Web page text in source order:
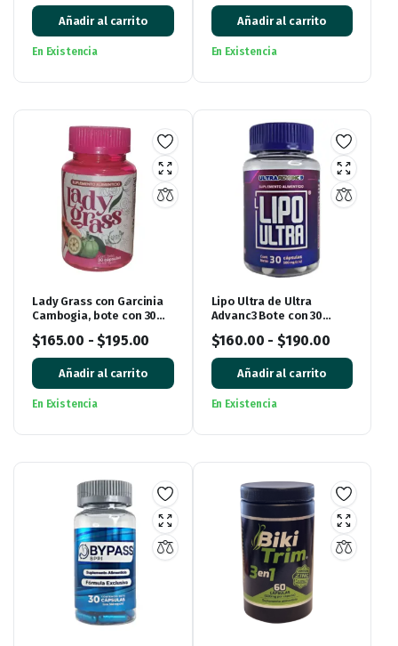
Añadir al carrito
En Existencia
Añadir al carrito
En Existencia
Lady Grass con Garcinia
Cambogia, bote con 30
$165.00 - $195.00
Añadir al carrito
En Existencia
Lipo Ultra de Ultra
Advanc3 Bote con 30
$160.00 - $190.00
Añadir al carrito
En Existencia